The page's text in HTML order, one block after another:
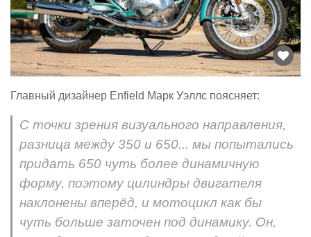
Главный дизайнер Enfield Марк Уэллс поясняет:
С точки зрения визуального направления,
разница между 350 и 650... мы попытались
придать 650 чуть более динамичную
форму, поэтому цилиндры двигателя
наклонены вперёд, и мотоцикл как бы
чуть больше заточен под динамику. Он,